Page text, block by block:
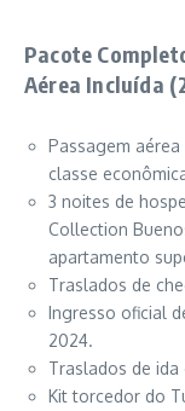
Pacote
Aérea Incluída
Passagem
classe
3 noites de
Collection
apartamento
Traslados de
Ingresso oficial
2024.
Traslados de
Kit torcedor do